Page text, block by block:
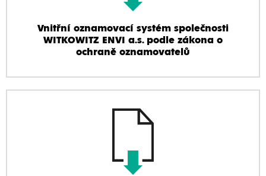
Vnitřní oznamovací systém společnosti
WITKOWITZ ENVI a.s. podle zákona o
ochraně oznamovatelů